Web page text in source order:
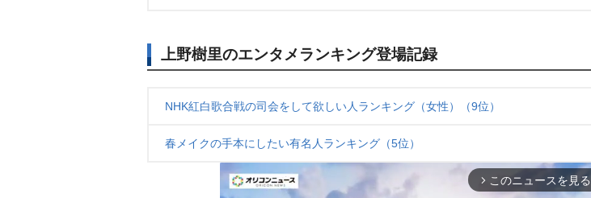
上野樹里のエンタメランキング登場記録
NHK紅白歌合戦の司会をして欲しい人ランキング（女性）（9位）
春メイクの手本にしたい有名人ランキング（5位）
arrow_forward_ios このニュースを見る